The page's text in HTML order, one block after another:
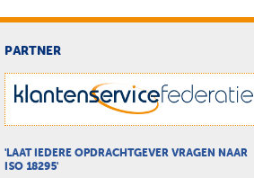
PARTNER
'LAAT IEDERE OPDRACHTGEVER VRAGEN NAAR
ISO 18295'